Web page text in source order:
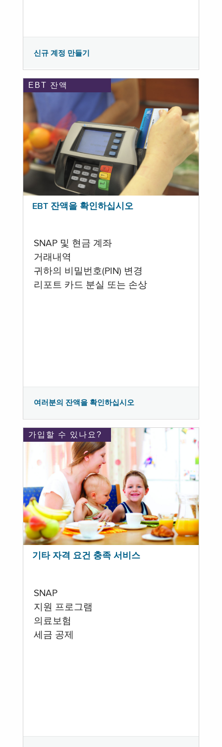
신규 계정 만들기
EBT 잔액
EBT 잔액을 확인하십시오
SNAP 및 현금 계좌
거래내역
귀하의 비밀번호(PIN) 변경
리포트 카드 분실 또는 손상
여러분의 잔액을 확인하십시오
가입할 수 있나요?
기타 자격 요건 충족 서비스
SNAP
지원 프로그램
의료보험
세금 공제